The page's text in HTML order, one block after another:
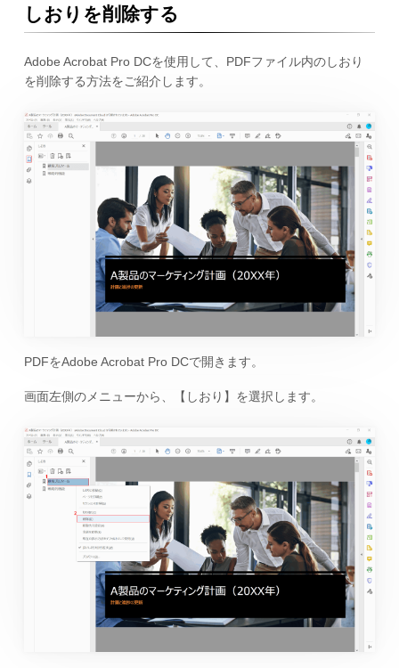
しおりを削除する
Adobe Acrobat Pro DCを使用して、PDFファイル内のしおり
を削除する方法をご紹介します。
PDFをAdobe Acrobat Pro DCで開きます。
画面左側のメニューから、【しおり】を選択します。